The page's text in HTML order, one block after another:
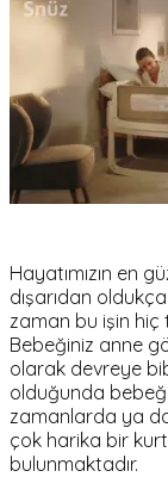
Hayatımızın en
dışarıdan
zaman bu işin hiç
Bebeğiniz anne
olarak devreye
olduğunda
zamanlarda ya
çok harika bir
bulunmaktadır.